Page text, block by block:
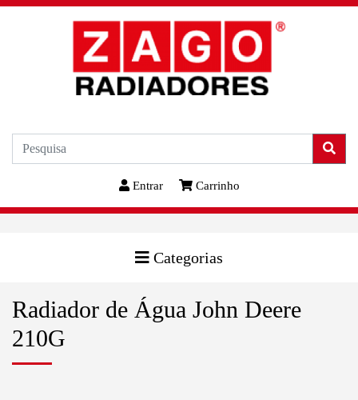
Entrar Carrinho
Categorias
Radiador de Água John Deere
210G